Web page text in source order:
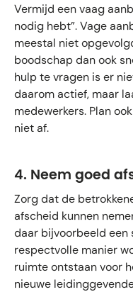
Vermijd een vaag
nodig hebt”. Vage
meestal niet
boodschap dan ook
hulp te vragen is er
daarom actief, maar
medewerkers. Plan
niet af.
4. Neem goed
Zorg dat de
afscheid kunnen
daar bijvoorbeeld een
respectvolle manier
ruimte ontstaan voor
nieuwe